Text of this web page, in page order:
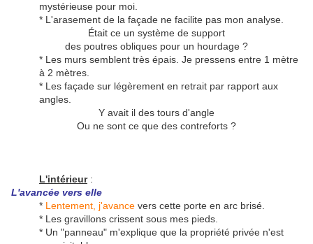
mystérieuse pour moi.
* L'arasement de la façade ne facilite pas mon analyse.
Était ce un système de support
des poutres obliques pour un hourdage ?
* Les murs semblent très épais. Je pressens entre 1 mètre
à 2 mètres.
* Les façade sur légèrement en retrait par rapport aux
angles.
Y avait il des tours d'angle
Ou ne sont ce que des contreforts ?
L'intérieur:
L'avancée vers elle
* Lentement, j'avance vers cette porte en arc brisé.
* Les gravillons crissent sous mes pieds.
* Un "panneau" m'explique que la propriété privée n'est